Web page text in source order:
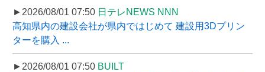
►2026/08/01 07:50 日テレNEWS NNN
高知県内の建設会社が県内ではじめて 建設用3Dプリン
ターを購入 ...
►2026/08/01 07:50 BUILT